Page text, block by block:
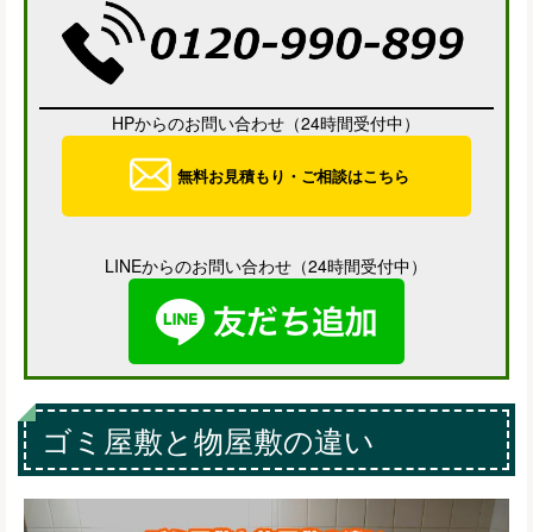
HPからのお問い合わせ（24時間受付中）
無料お見積もり・ご相談はこちら
LINEからのお問い合わせ（24時間受付中）
ゴミ屋敷と物屋敷の違い